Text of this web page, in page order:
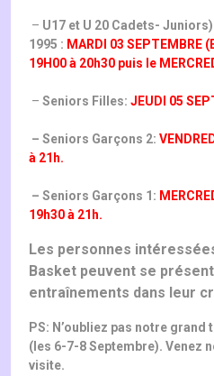
– U17 et U 20 Cadets-
1995 : MARDI 03 SEPTEMBRE
19H00 à 20h30 puis le
– Seniors Filles: JEUDI 05
– Seniors Garçons 2:
à 21h.
– Seniors Garçons 1:
19h30 à 21h.
Les personnes
Basket peuvent se
entraînements dans leur
PS: N’oubliez pas notre
(les 6-7-8 Septembre). Venez
visite.